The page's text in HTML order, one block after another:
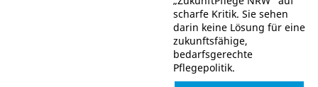
scharfe Kritik. Sie sehen
darin keine Lösung für eine
zukunftsfähige,
bedarfsgerechte
Pflegepolitik.